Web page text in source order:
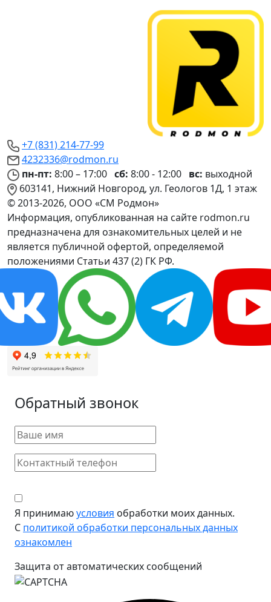
+7 (831) 214-77-99
4232336@rodmon.ru
пн-пт: 8:00 – 17:00 сб: 8:00 - 12:00 вс: выходной
603141, Нижний Новгород, ул. Геологов 1Д, 1 этаж
© 2013-2026, ООО «СМ Родмон»
Информация, опубликованная на сайте rodmon.ru
предназначена для ознакомительных целей и не
является публичной офертой, определяемой
положениями Статьи 437 (2) ГК РФ.
Обратный звонок
Я принимаюусловия обработки моих данных.
С политикой обработки персональных данных
ознакомлен
Защита от автоматических сообщений